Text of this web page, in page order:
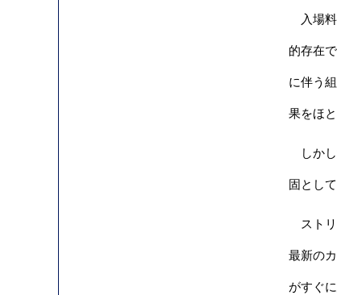
入場料
的存在
に伴う
果をほ
しかし
固とし
ストリ
最新の
がすぐ